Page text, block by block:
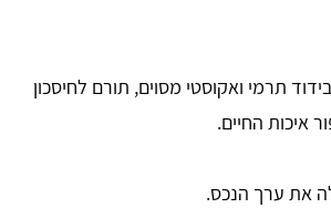
תרמי ואקוסטי מסוים, תורם לחיסכון
איכות החיים.
את ערך הנכס.